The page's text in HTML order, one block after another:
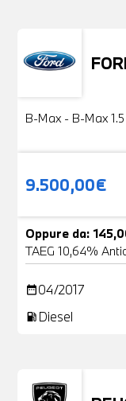
B-Max - B-Max
9.500,00€
Oppure da:
TAEG 10,64%
date_range04/2017
local_gas_station Diesel